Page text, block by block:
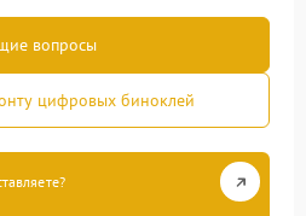
вопросы
цифровых биноклей